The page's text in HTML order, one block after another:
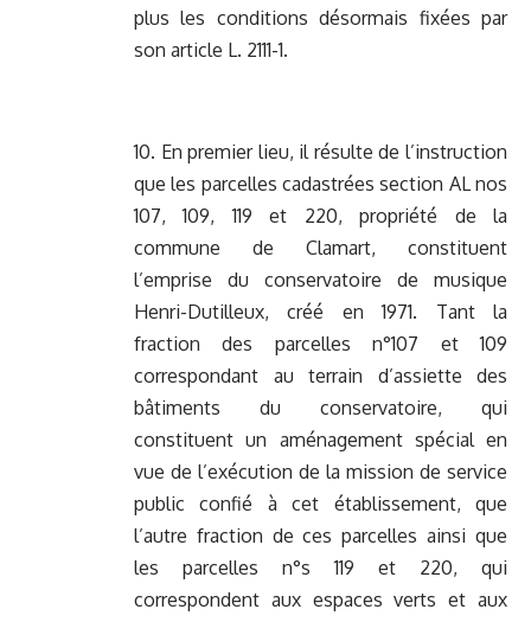
plus les conditions désormais fixées par
son article L. 2111-1.
10. En premier lieu, il résulte de l’instruction
que les parcelles cadastrées section AL nos
107, 109, 119 et 220, propriété de la
commune de Clamart, constituent
l’emprise du conservatoire de musique
Henri-Dutilleux, créé en 1971. Tant la
fraction des parcelles n°107 et 109
correspondant au terrain d’assiette des
bâtiments du conservatoire, qui
constituent un aménagement spécial en
vue de l’exécution de la mission de service
public confié à cet établissement, que
l’autre fraction de ces parcelles ainsi que
les parcelles n°s 119 et 220, qui
correspondent aux espaces verts et aux